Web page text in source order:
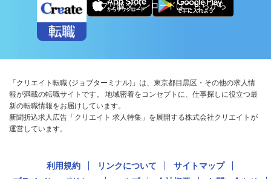
アプリ版ダウンロードはこちらから
「クリエイト転職 (ジョブターミナル)」は、東京都目黒区・その他の求人情
報が満載の転職サイトです。 地域密着をコンセプトに、仕事探しに役立つ最
新の転職情報をお届けしています。
新聞折込求人広告「クリエイト 求人特集」を展開する株式会社クリエイトが
運営しています。
利用規約 リンクについて
サイトマップ